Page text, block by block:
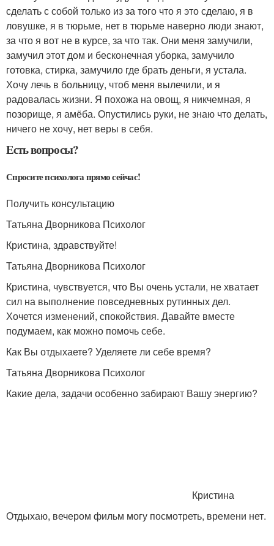
сделать с собой только из за того что я это сделаю, я в
ловушке, я в тюрьме, нет в тюрьме наверно люди знают,
за что я вот не в курсе, за что так. Они меня замучили,
замучил этот дом и бесконечная уборка, замучило
готовка, стирка, замучило где брать деньги, я устала.
Хочу лечь в больницу, чтоб меня вылечили, и я
радовалась жизни. Я похожа на овощ, я никчемная, я
позорище, я амёба. Опустились руки, не знаю что делать,
ничего не хочу, нет веры в себя.
Есть вопросы?
Спросите психолога прямо сейчас!
Получить консультацию
Татьяна Дворникова Психолог
Кристина, здравствуйте!
Татьяна Дворникова Психолог
Кристина, чувствуется, что Вы очень устали, не хватает
сил на выполнение повседневных рутинных дел.
Хочется изменений, спокойствия. Давайте вместе
подумаем, как можно помочь себе.
Как Вы отдыхаете? Уделяете ли себе время?
Татьяна Дворникова Психолог
Какие дела, задачи особенно забирают Вашу энергию?
Кристина
Отдыхаю, вечером фильм могу посмотреть, времени нет.